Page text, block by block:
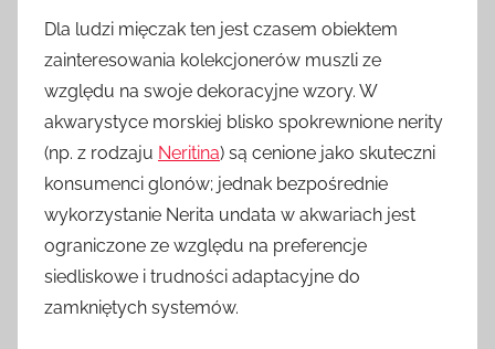
Dla ludzi mięczak ten jest czasem obiektem
zainteresowania kolekcjonerów muszli ze
względu na swoje dekoracyjne wzory. W
akwarystyce morskiej blisko spokrewnione nerity
(np. z rodzaju Neritina) są cenione jako skuteczni
konsumenci glonów; jednak bezpośrednie
wykorzystanie Nerita undata w akwariach jest
ograniczone ze względu na preferencje
siedliskowe i trudności adaptacyjne do
zamkniętych systemów.